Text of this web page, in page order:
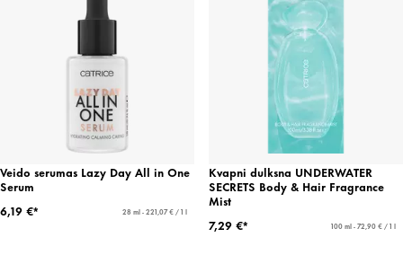
Veido serumas Lazy Day All in One
Serum
6,19 €*
28 ml - 221,07 € / 1 l
Kvapni dulksna UNDERWATER
SECRETS Body & Hair Fragrance
Mist
7,29 €*
100 ml - 72,90 € / 1 l